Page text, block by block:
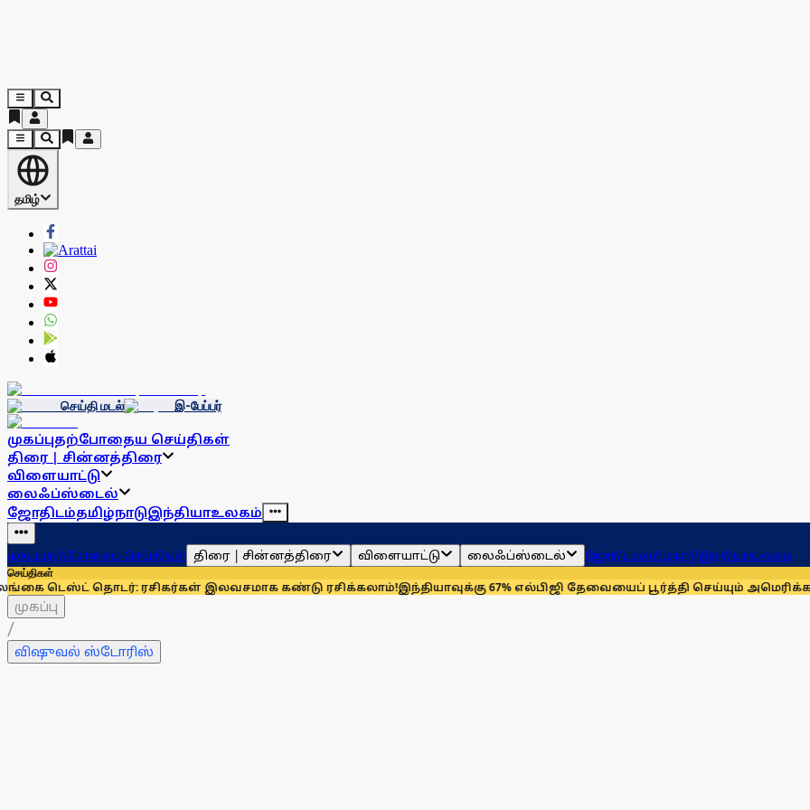
தமிழ்
செய்தி மடல் இ-பேப்பர்
முகப்புதற்போதைய செய்திகள்
திரை | சின்னத்திரை
விளையாட்டு
லைஃப்ஸ்டைல்
ஜோதிடம்தமிழ்நாடுஇந்தியாஉலகம்
முகப்புதற்போதைய செய்திகள் திரை | சின்னத்திரை விளையாட்டு லைஃப்ஸ்டைல் ஜோதிடம்தமிழ்நாடுஇந்தியாஉலகம்
செய்திகள்
தொடர்: ரசிகர்கள் இலவசமாக கண்டு ரசிக்கலாம்!இந்தியாவுக்கு 67% எல்பிஜி தேவையைப் பூர்த்தி செய்யும் அமெரிக்கா!
முகப்பு
/
விஷுவல் ஸ்டோரிஸ்